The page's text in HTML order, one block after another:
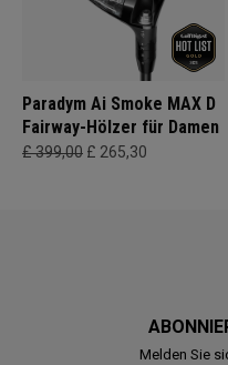
Paradym Ai Smoke MAX D
Fairway-Hölzer für Damen
£ 399,00 £ 265,30
Melden Sie